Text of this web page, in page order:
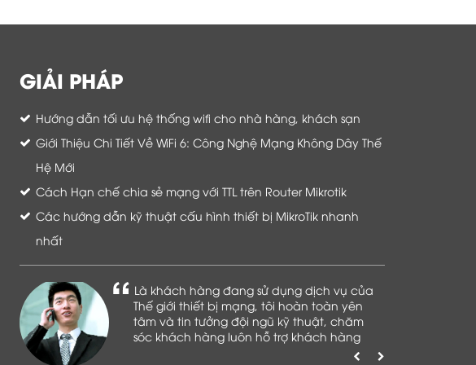
GIẢI PHÁP
Hướng dẫn tối ưu hệ thống wifi cho nhà hàng, khách sạn
Giới Thiệu Chi Tiết Về WiFi 6: Công Nghệ Mạng Không Dây Thế
Hệ Mới
Cách Hạn chế chia sẻ mạng với TTL trên Router Mikrotik
Các hướng dẫn kỹ thuật cấu hình thiết bị MikroTik nhanh
nhất
Là khách hàng đang sử dụng dịch vụ của
Thế giới thiết bị mạng, tôi hoàn toàn yên
tâm và tin tưởng đội ngũ kỹ thuật, chăm
sóc khách hàng luôn hỗ trợ khách hàng